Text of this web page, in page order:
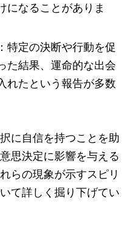
になることがありま
：特定の決断や行動を促
た結果、運命的な出会
れたという報告が多数
に自信を持つことを助
思決定に影響を与える
らの現象が示すスピリ
て詳しく掘り下げてい